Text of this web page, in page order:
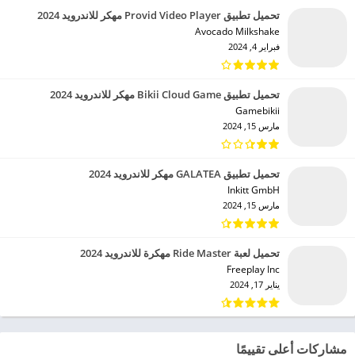
تحميل تطبيق Provid Video Player مهكر للاندرويد 2024
Avocado Milkshake‏
فبراير 4, 2024
تحميل تطبيق Bikii Cloud Game مهكر للاندرويد 2024
Gamebikii‏
مارس 15, 2024
تحميل تطبيق GALATEA مهكر للاندرويد 2024
Inkitt GmbH‏
مارس 15, 2024
تحميل لعبة Ride Master مهكرة للاندرويد 2024
Freeplay Inc‏
يناير 17, 2024
مشاركات أعلى تقييمًا